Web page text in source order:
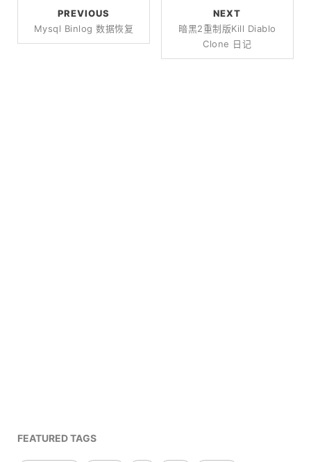
PREVIOUS
Mysql Binlog 数据恢复
NEXT
暗黑2重制版Kill Diablo
Clone 日记
FEATURED TAGS